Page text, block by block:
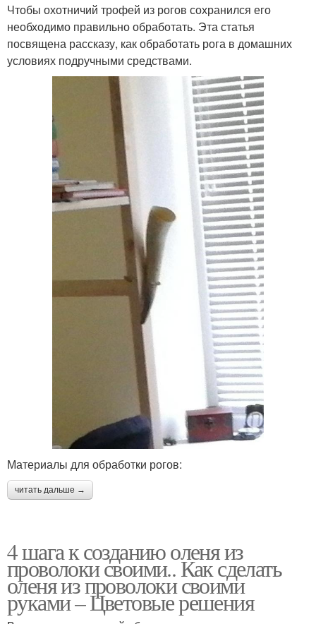
Чтобы охотничий трофей из рогов сохранился его
необходимо правильно обработать. Эта статья
посвящена рассказу, как обработать рога в домашних
условиях подручными средствами.
Материалы для обработки рогов:
читать дальше →
4 шага к созданию оленя из
проволоки своими.. Как сделать
оленя из проволоки своими
руками – Цветовые решения